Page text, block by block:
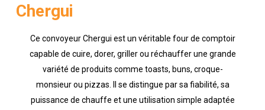
Chergui
Ce convoyeur Chergui est un véritable four de comptoir
capable de cuire, dorer, griller ou réchauffer une grande
variété de produits comme toasts, buns, croque-
monsieur ou pizzas. Il se distingue par sa fiabilité, sa
puissance de chauffe et une utilisation simple adaptée